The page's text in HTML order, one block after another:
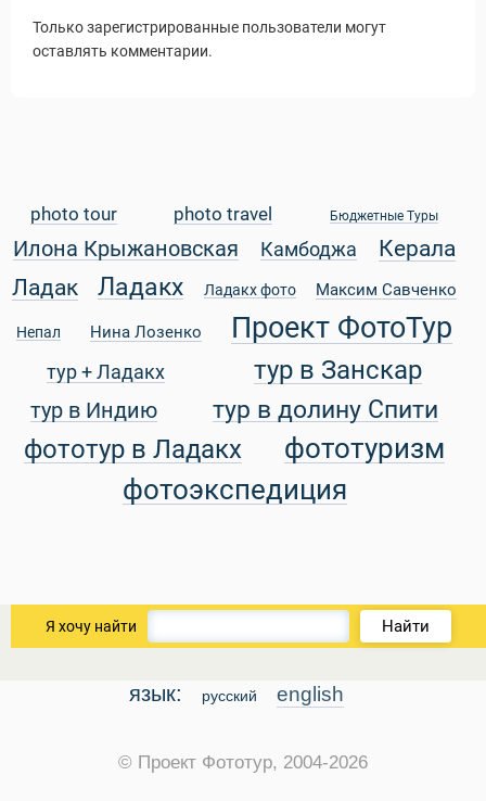
Туры
Статьи
Только зарегистрированные пользователи могут
оставлять комментарии.
photo tour photo travel Бюджетные Туры
Илона Крыжановская Камбоджа
Керала
Ладак
Ладакх Ладакх фото Максим Савченко
Непал Нина Лозенко Проект ФотоТур
тур + Ладакх тур в Занскар
тур в Индию тур в долину Спити
фототур в Ладакх
фототуризм
фотоэкспедиция
Я хочу найти Найти
язык: русский english
© Проект Фототур, 2004-2026